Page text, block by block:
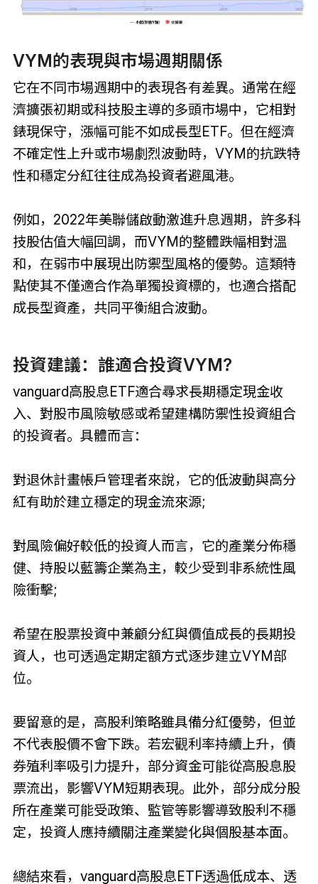
VYM的表現與市場週期關係
它在不同市場週期中的表現各有差異。通常在經
濟擴張初期或科技股主導的多頭市場中，它相對
錶現保守，漲幅可能不如成長型ETF。但在經濟
不確定性上升或市場劇烈波動時，VYM的抗跌特
性和穩定分紅往往成為投資者避風港。
例如，2022年美聯儲啟動激進升息週期，許多科
技股估值大幅回調，而VYM的整體跌幅相對溫
和，在弱市中展現出防禦型風格的優勢。這類特
點使其不僅適合作為單獨投資標的，也適合搭配
成長型資產，共同平衡組合波動。
投資建議：誰適合投資VYM?
vanguard高股息ETF適合尋求長期穩定現金收
入、對股市風險敏感或希望建構防禦性投資組合
的投資者。具體而言：
對退休計畫帳戶管理者來說，它的低波動與高分
紅有助於建立穩定的現金流來源;
對風險偏好較低的投資人而言，它的產業分佈穩
健、持股以藍籌企業為主，較少受到非系統性風
險衝擊;
希望在股票投資中兼顧分紅與價值成長的長期投
資人，也可透過定期定額方式逐步建立VYM部
位。
要留意的是，高股利策略雖具備分紅優勢，但並
不代表股價不會下跌。若宏觀利率持續上升，債
券殖利率吸引力提升，部分資金可能從高股息股
票流出，影響VYM短期表現。此外，部分成分股
所在產業可能受政策、監管等影響導致股利不穩
定，投資人應持續關注產業變化與個股基本面。
總結來看，vanguard高股息ETF透過低成本、透